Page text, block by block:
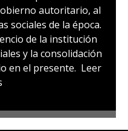
autoritario, al
sociales de la época.
de la institución
y la consolidación
en el presente. Leer